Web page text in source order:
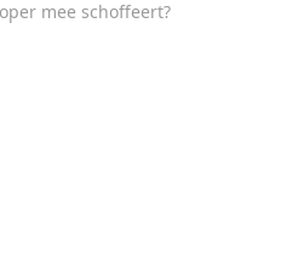
mee schoffeert?